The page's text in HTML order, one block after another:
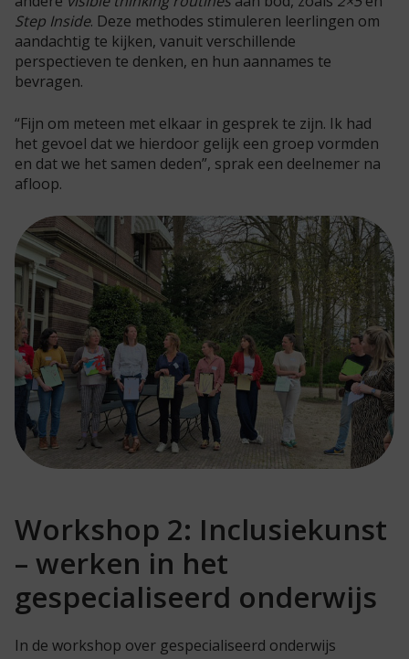
Step Inside. Deze methodes stimuleren leerlingen om
aandachtig te kijken, vanuit verschillende
perspectieven te denken, en hun aannames te
bevragen.
“Fijn om meteen met elkaar in gesprek te zijn. Ik had
het gevoel dat we hierdoor gelijk een groep vormden
en dat we het samen deden”, sprak een deelnemer na
afloop.
Workshop 2: Inclusiekunst
– werken in het
gespecialiseerd onderwijs
In de workshop over gespecialiseerd onderwijs